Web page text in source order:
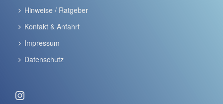
Hinweise / Ratgeber
Kontakt & Anfahrt
Impressum
Datenschutz
Instagram